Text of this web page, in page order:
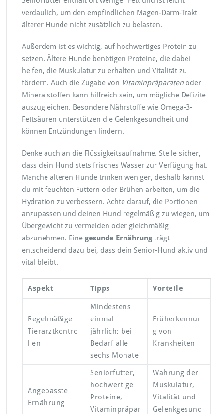
verdaulich, um den empfindlichen Magen-Darm-Trakt
älterer Hunde nicht zusätzlich zu belasten.
Außerdem ist es wichtig, auf hochwertiges Protein zu
setzen. Ältere Hunde benötigen Proteine, die dabei
helfen, die Muskulatur zu erhalten und Vitalität zu
fördern. Auch die Zugabe von Vitaminpräparaten oder
Mineralstoffen kann hilfreich sein, um mögliche Defizite
auszugleichen. Besondere Nährstoffe wie Omega-3-
Fettsäuren unterstützen die Gelenkgesundheit und
können Entzündungen lindern.
Denke auch an die Flüssigkeitsaufnahme. Stelle sicher,
dass dein Hund stets frisches Wasser zur Verfügung hat.
Manche älteren Hunde trinken weniger, deshalb kannst
du mit feuchten Futtern oder Brühen arbeiten, um die
Hydration zu verbessern. Achte darauf, die Portionen
anzupassen und deinen Hund regelmäßig zu wiegen, um
Übergewicht zu vermeiden oder gleichmäßig
abzunehmen. Eine gesunde Ernährung trägt
entscheidend dazu bei, dass dein Senior-Hund aktiv und
vital bleibt.
Aspekt Tipps Vorteile
Regelmäßige
Tierarztkontro
llen
Mindestens
einmal
jährlich; bei
Bedarf alle
sechs Monate
Früherkennun
g von
Krankheiten
Angepasste
Ernährung
Seniorfutter,
hochwertige
Proteine,
Vitaminpräpar
Wahrung der
Muskulatur,
Vitalität und
Gelenkgesund